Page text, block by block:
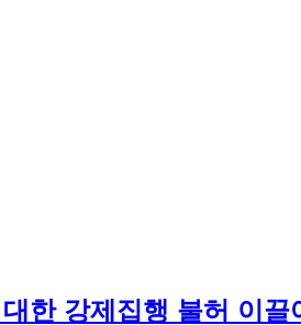
한 강제집행 불허 이끌